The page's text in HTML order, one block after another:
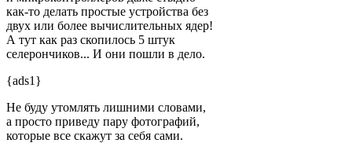
как-то делать простые устройства без
двух или более вычислительных ядер!
А тут как раз скопилось 5 штук
селерончиков... И они пошли в дело.
{ads1}
Не буду утомлять лишними словами,
а просто приведу пару фотографий,
которые все скажут за себя сами.